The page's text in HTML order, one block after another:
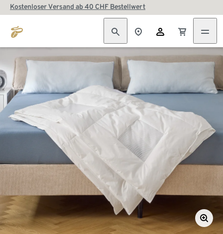
Kostenloser Versand ab 40 CHF Bestellwert